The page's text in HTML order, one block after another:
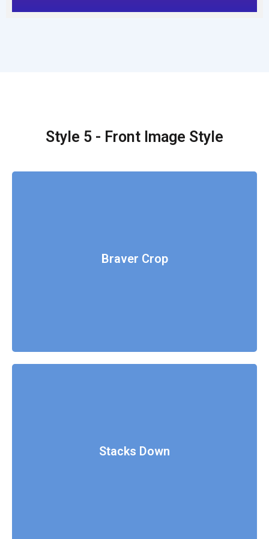
Style 5 - Front Image Style
Braver Crop
theo lacus egestas. Dummy text generator.
Stacks Down
Fusce luctus odio ac nibh luctus, in porttitor